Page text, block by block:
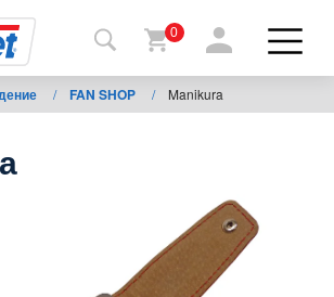
0
/ FAN SHOP / Manikura